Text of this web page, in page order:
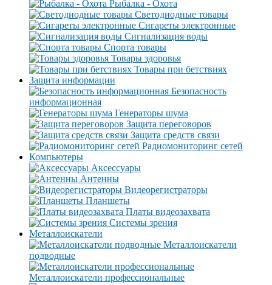
Рыбалка - Охота
Светодиодные товары
Сигареты электронные
Сигнализация воды
Спорта товары
Товары здоровья
Товары при бетствиях
Защита информации
Безопасность
информационная
Генераторы шума
Защита переговоров
Защита средств связи
Радиомониторинг сетей
Компьютеры
Аксессуары
Антенны
Видеорегистраторы
Планшеты
Платы видеозахвата
Системы зрения
Металлоискатели
Металлоискатели
подводные
Металлоискатели профессиональные